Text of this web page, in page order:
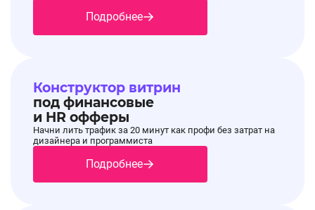
Подробнее
Конструктор витрин
под финансовые
и HR офферы
Начни лить трафик за 20 минут как профи без затрат на
дизайнера и программиста
Подробнее